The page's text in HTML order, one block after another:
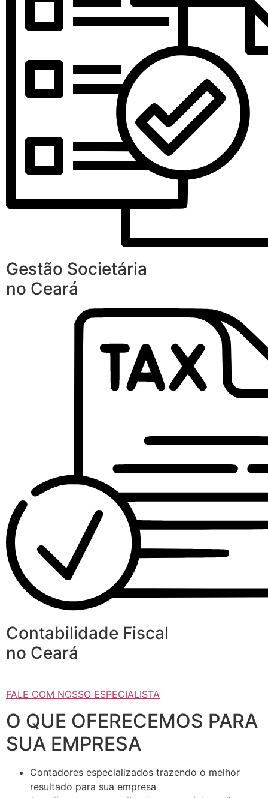
Gestão Societária
no Ceará
Contabilidade Fiscal
no Ceará
FALE COM NOSSO ESPECIALISTA
O QUE OFERECEMOS PARA
SUA EMPRESA
Contadores especializados trazendo o melhor
resultado para sua empresa